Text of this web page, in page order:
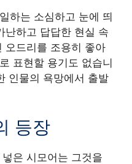
하는 소심하고 눈에 띄
난하고 답답한 현실 속
오드리를 조용히 좋아
표현할 용기도 없습니
인물의 욕망에서 출발
등장
은 시모어는 그것을